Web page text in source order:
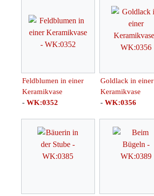
Feldblumen in einer
Keramikvase
- WK:0352
Goldlack in einer
Keramikvase
- WK:0356